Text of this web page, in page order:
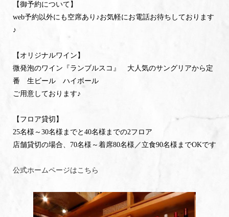
【御予約について】
web予約以外にも空席あり♪お気軽にお電話お待ちしております
♪
【オリジナルワイン】
微発泡のワイン『ランブルスコ』 大人気のサングリアから定
番 生ビール ハイボール
ご用意しております♪
【フロア貸切】
25名様～30名様までと40名様までの2フロア
店舗貸切の場合、70名様～着席80名様／立食90名様までOKです
公式ホームページはこちら